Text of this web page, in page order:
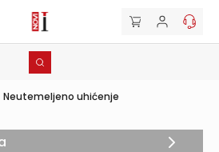
Neutemeljeno uhićenje